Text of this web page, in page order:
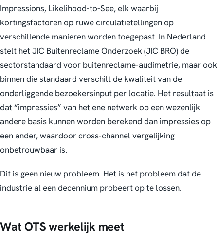
Impressions, Likelihood-to-See, elk waarbij
kortingsfactoren op ruwe circulatietellingen op
verschillende manieren worden toegepast. In Nederland
stelt het JIC Buitenreclame Onderzoek (JIC BRO) de
sectorstandaard voor buitenreclame-audimetrie, maar ook
binnen die standaard verschilt de kwaliteit van de
onderliggende bezoekersinput per locatie. Het resultaat is
dat “impressies” van het ene netwerk op een wezenlijk
andere basis kunnen worden berekend dan impressies op
een ander, waardoor cross-channel vergelijking
onbetrouwbaar is.
Dit is geen nieuw probleem. Het is het probleem dat de
industrie al een decennium probeert op te lossen.
Wat OTS werkelijk meet